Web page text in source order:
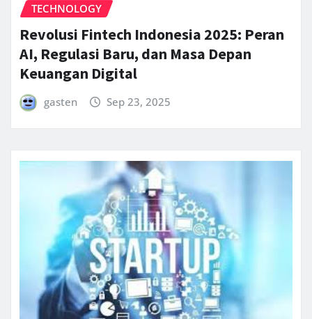
TECHNOLOGY
Revolusi Fintech Indonesia 2025: Peran
AI, Regulasi Baru, dan Masa Depan
Keuangan Digital
gasten Sep 23, 2025